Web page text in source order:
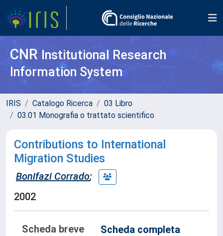
CNR Institutional Research
Information System
IRIS Catalogo Ricerca
03 Libro
03.01 Monografia o trattato scientifico
Contributions to International
Migration Studies
Bonifazi Corrado;
2002
Scheda breve
Scheda completa